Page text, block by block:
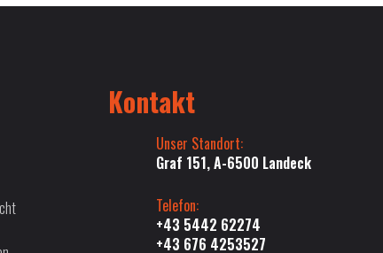
Kontakt
Unser Standort:
Graf 151, A-6500 Landeck
Telefon:
+43 5442 62274
+43 676 4253527